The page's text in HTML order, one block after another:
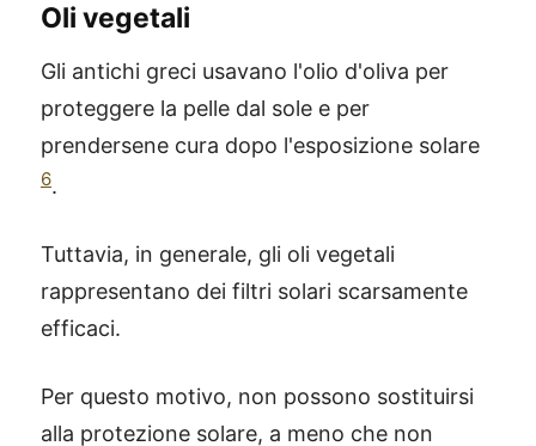
Oli vegetali
Gli antichi greci usavano l'olio d'oliva per
proteggere la pelle dal sole e per
prendersene cura dopo l'esposizione solare
6.
Tuttavia, in generale, gli oli vegetali
rappresentano dei filtri solari scarsamente
efficaci.
Per questo motivo, non possono sostituirsi
alla protezione solare, a meno che non